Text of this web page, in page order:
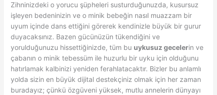
Zihninizdeki o yorucu şüpheleri susturduğunuzda, kusursuz
işleyen bedeninizin ve o minik bebeğin nasıl muazzam bir
uyum içinde dans ettiğini görerek kendinizle büyük bir gurur
duyacaksınız. Bazen gücünüzün tükendiğini ve
yorulduğunuzu hissettiğinizde, tüm bu uykusuz gecelerin ve
çabanın o minik tebessüm ile huzurlu bir uyku için olduğunu
hatırlamak kalbinizi yeniden ferahlatacaktır. Bizler bu anlamlı
yolda sizin en büyük dijital destekçiniz olmak için her zaman
buradayız; çünkü özgüveni yüksek, mutlu annelerin dünyayı